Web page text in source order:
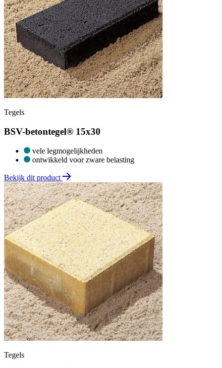
Tegels
BSV-betontegel® 15x30
vele legmogelijkheden
ontwikkeld voor zware belasting
Bekijk dit product
Tegels